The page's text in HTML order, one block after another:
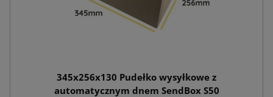
345x256x130 Pudełko wysyłkowe z
automatycznym dnem SendBox S50